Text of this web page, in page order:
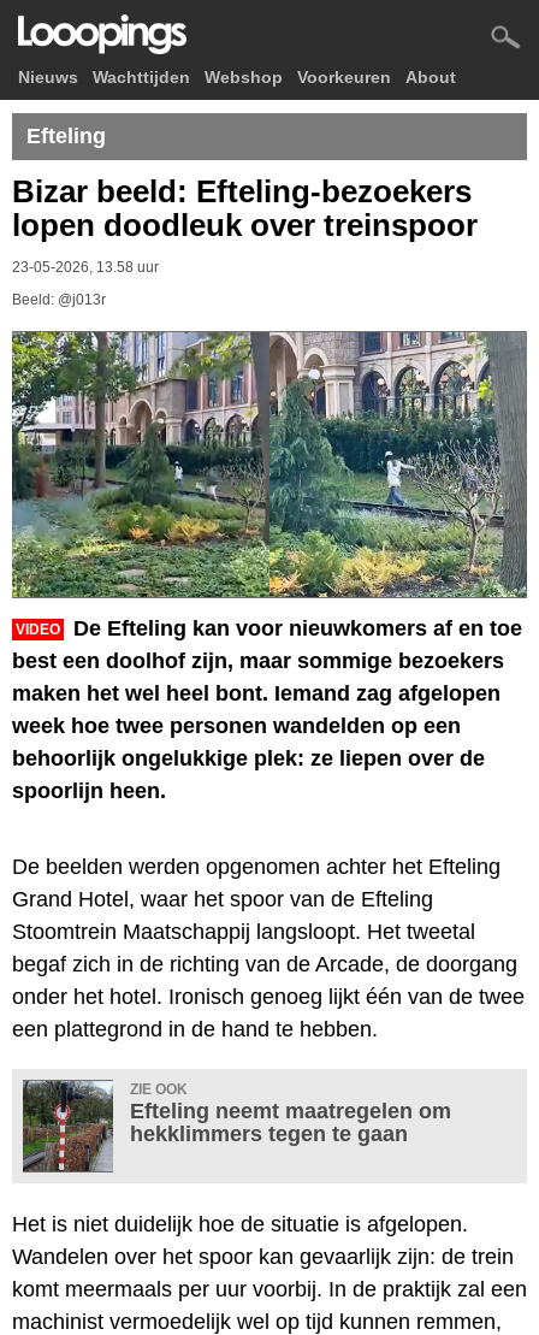
Nieuws Wachttijden Webshop Voorkeuren About
Efteling
Bizar beeld: Efteling-bezoekers
lopen doodleuk over treinspoor
23-05-2026, 13.58 uur
Beeld: @j013r
VIDEO
De Efteling kan voor nieuwkomers af en toe
best een doolhof zijn, maar sommige bezoekers
maken het wel heel bont. Iemand zag afgelopen
week hoe twee personen wandelden op een
behoorlijk ongelukkige plek: ze liepen over de
spoorlijn heen.
De beelden werden opgenomen achter het Efteling
Grand Hotel, waar het spoor van de Efteling
Stoomtrein Maatschappij langsloopt. Het tweetal
begaf zich in de richting van de Arcade, de doorgang
onder het hotel. Ironisch genoeg lijkt één van de twee
een plattegrond in de hand te hebben.
ZIE OOK
Efteling neemt maatregelen om
hekklimmers tegen te gaan
Het is niet duidelijk hoe de situatie is afgelopen.
Wandelen over het spoor kan gevaarlijk zijn: de trein
komt meermaals per uur voorbij. In de praktijk zal een
machinist vermoedelijk wel op tijd kunnen remmen,